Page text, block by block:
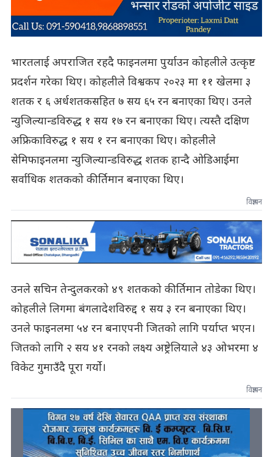
भारतलाई अपराजित रहदै फाइनलमा पुर्याउन कोहलीले उत्कृष्ट
प्रदर्शन गरेका थिए। कोहलीले विश्वकप २०२३ मा ११ खेलमा ३
शतक र ६ अर्धशतकसहित ७ सय ६५ रन बनाएका थिए। उनले
न्युजिल्यान्डविरुद्ध १ सय १७ रन बनाएका थिए। त्यस्तै दक्षिण
अफ्रिकाविरुद्ध १ सय १ रन बनाएका थिए। कोहलीले
सेमिफाइनलमा न्युजिल्यान्डविरुद्ध शतक हान्दै ओडिआईमा
सर्वाधिक शतकको कीर्तिमान बनाएका थिए।
विज्ञापन
उनले सचिन तेन्दुलकरको ४९ शतकको कीर्तिमान तोडेका थिए।
कोहलीले लिगमा बंगलादेशविरुद्द १ सय ३ रन बनाएका थिए।
उनले फाइनलमा ५४ रन बनाएपनी जितको लागि पर्याप्त भएन।
जितको लागि २ सय ४१ रनको लक्ष्य अष्ट्रेलियाले ४३ ओभरमा ४
विकेट गुमाउँदै पूरा गर्यो।
विज्ञापन